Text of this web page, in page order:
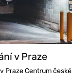
v Praze
Praze Centrum české